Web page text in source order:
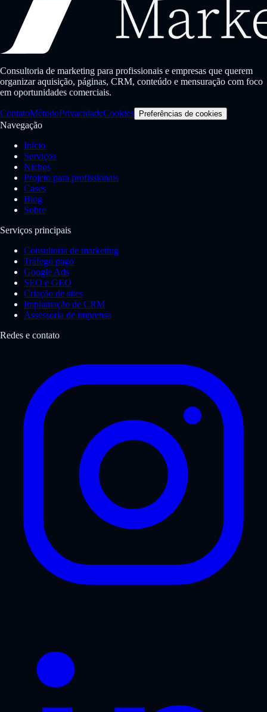
Consultoria de marketing para profissionais e empresas que querem
organizar aquisição, páginas, CRM, conteúdo e mensuração com foco
em oportunidades comerciais.
ContatoMétodoPrivacidadeCookies Preferências de cookies
Navegação
Início
Serviços
Nichos
Projeto para profissionais
Cases
Blog
Sobre
Serviços principais
Consultoria de marketing
Tráfego pago
Google Ads
SEO e GEO
Criação de sites
Implantação de CRM
Assessoria de imprensa
Redes e contato